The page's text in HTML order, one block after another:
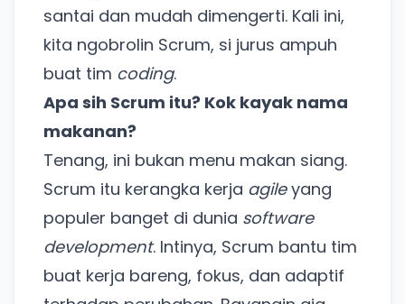
santai dan mudah dimengerti. Kali ini,
kita ngobrolin Scrum, si jurus ampuh
buat tim coding.
Apa sih Scrum itu? Kok kayak nama
makanan?
Tenang, ini bukan menu makan siang.
Scrum itu kerangka kerja agileyang
populer banget di dunia software
development. Intinya, Scrum bantu tim
buat kerja bareng, fokus, dan adaptif